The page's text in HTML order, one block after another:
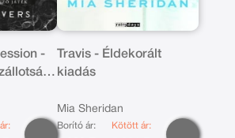
-
Travis - Éldekorált
kiadás
Mia Sheridan
Borító ár: Kötött ár: